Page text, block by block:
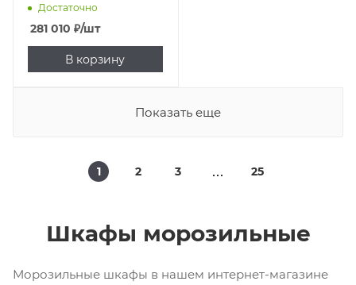
Достаточно
281 010 ₽/шт
В корзину
Показать еще
1 2 3 25
Шкафы морозильные
Морозильные шкафы в нашем интернет-магазине